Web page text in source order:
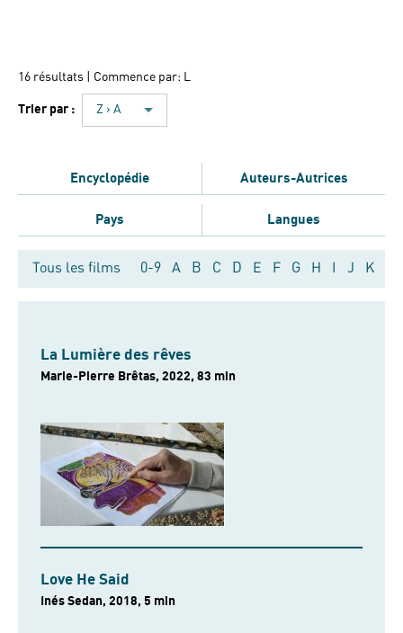
16 résultats | Commence par: L
Trier par : Z › A
Encyclopédie Auteurs-Autrices
Pays Langues
Tous les films 0-9 A B C D E F G H J K
La Lumière des rêves
Marie-Pierre Brêtas, 2022, 83 min
Love He Said
Inés Sedan, 2018, 5 min